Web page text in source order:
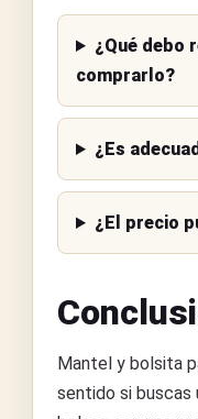
¿Qué debo
comprarlo?
¿Es
¿El precio
Mantel y bolsita
sentido si